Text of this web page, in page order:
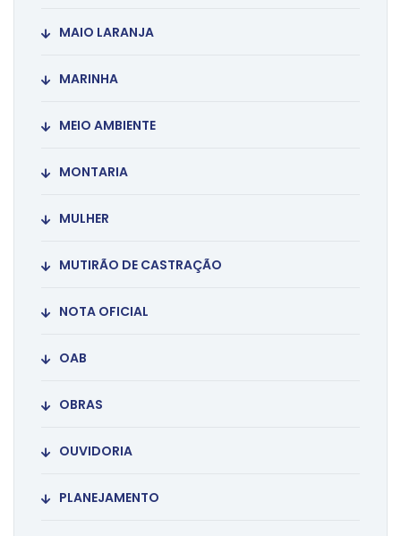
MAIO LARANJA
MARINHA
MEIO AMBIENTE
MONTARIA
MULHER
MUTIRÃO DE CASTRAÇÃO
NOTA OFICIAL
OAB
OBRAS
OUVIDORIA
PLANEJAMENTO